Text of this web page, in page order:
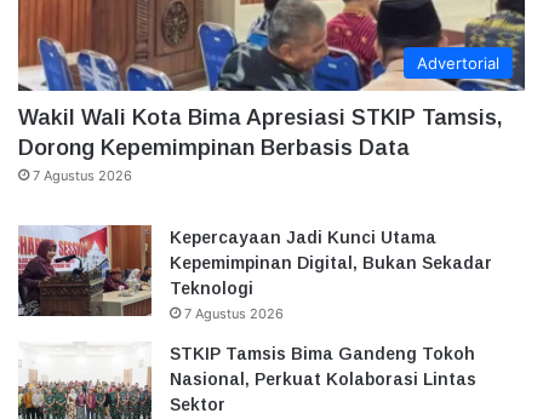
Advertorial
Wakil Wali Kota Bima Apresiasi STKIP Tamsis,
Dorong Kepemimpinan Berbasis Data
7 Agustus 2026
Kepercayaan Jadi Kunci Utama
Kepemimpinan Digital, Bukan Sekadar
Teknologi
7 Agustus 2026
STKIP Tamsis Bima Gandeng Tokoh
Nasional, Perkuat Kolaborasi Lintas
Sektor